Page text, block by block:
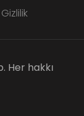
Her hakkı